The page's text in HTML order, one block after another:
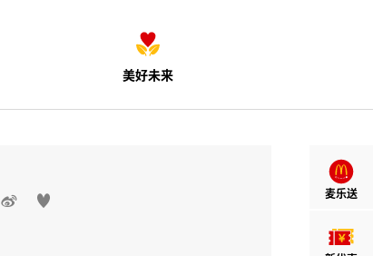
美好未来
麦乐送
 